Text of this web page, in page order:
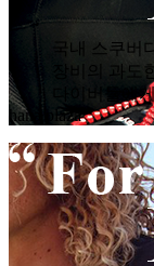
국내 스쿠버
장비의 과
다이버들에
hana plaza